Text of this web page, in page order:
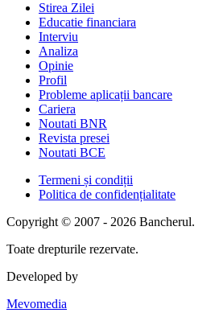
Stirea Zilei
Educatie financiara
Interviu
Analiza
Opinie
Profil
Probleme aplicații bancare
Cariera
Noutati BNR
Revista presei
Noutati BCE
Termeni și condiții
Politica de confidențialitate
Copyright © 2007 - 2026 Bancherul.
Toate drepturile rezervate.
Developed by
Mevomedia